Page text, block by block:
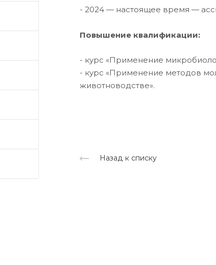
- 2024 — настоящее время —
Повышение квалификации:
- курс «Применение
- курс «Применение методов
животноводстве».
Назад к списку